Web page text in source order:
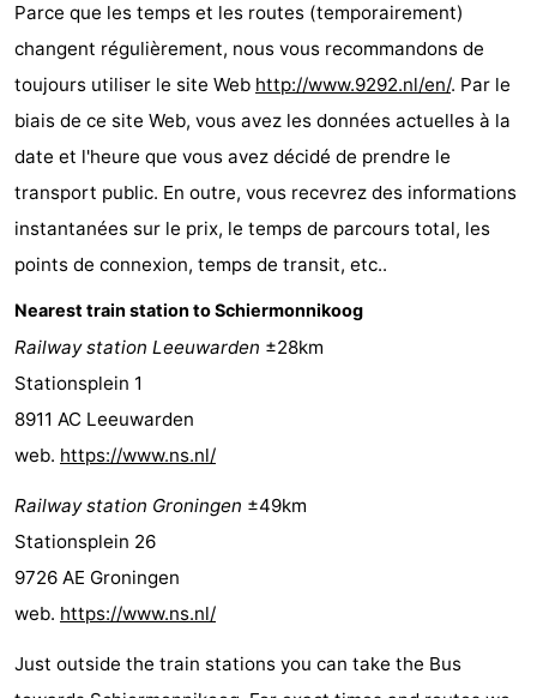
Schierduin
Vitamaris
Last
Voir
faire
d'intérêt
-
Musées
-
Monuments
-
Phares
Attractions
-
Terrains
de
jeux
Sports
-
Faire
-
Parce que les temps et les routes (temporairement)
changent régulièrement, nous vous recommandons de
toujours utiliser le site Web http://www.9292.nl/en/. Par le
biais de ce site Web, vous avez les données actuelles à la
date et l'heure que vous avez décidé de prendre le
transport public. En outre, vous recevrez des informations
instantanées sur le prix, le temps de parcours total, les
points de connexion, temps de transit, etc..
Nearest train station to Schiermonnikoog
Railway station Leeuwarden ±28km
Stationsplein 1
8911 AC Leeuwarden
web. https://www.ns.nl/
Railway station Groningen ±49km
Stationsplein 26
9726 AE Groningen
web. https://www.ns.nl/
Just outside the train stations you can take the Bus